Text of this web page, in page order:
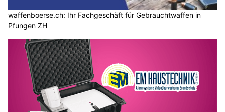
waffenboerse.ch: Ihr Fachgeschäft für Gebrauchtwaffen in
Pfungen ZH